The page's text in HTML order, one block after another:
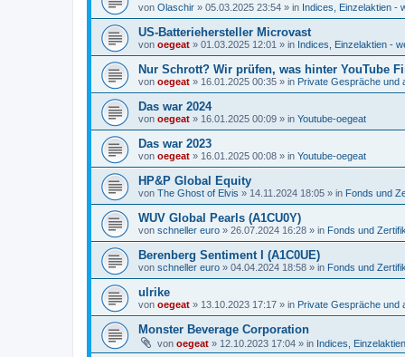
von Olaschir » 05.03.2025 23:54 » in Indices, Einzelaktien -
US-Batteriehersteller Microvast
von oegeat » 01.03.2025 12:01 » in Indices, Einzelaktien -
Nur Schrott? Wir prüfen, was hinter YouTube
von oegeat » 16.01.2025 00:35 » in Private Gespräche und
Das war 2024
von oegeat » 16.01.2025 00:09 » in Youtube-oegeat
Das war 2023
von oegeat » 16.01.2025 00:08 » in Youtube-oegeat
HP&P Global Equity
von The Ghost of Elvis » 14.11.2024 18:05 » in Fonds und
WUV Global Pearls (A1CU0Y)
von schneller euro » 26.07.2024 16:28 » in Fonds und
Berenberg Sentiment I (A1C0UE)
von schneller euro » 04.04.2024 18:58 » in Fonds und
ulrike
von oegeat » 13.10.2023 17:17 » in Private Gespräche und
Monster Beverage Corporation
von oegeat » 12.10.2023 17:04 » in Indices,